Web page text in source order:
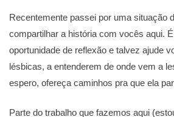
Recentemente passei por uma situação
compartilhar a história com vocês aqui.
oportunidade de reflexão e talvez ajude
lésbicas, a entenderem de onde vem a
espero, ofereça caminhos pra que ela
Parte do trabalho que fazemos aqui